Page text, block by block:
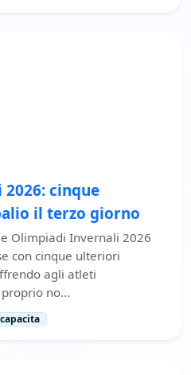
cinque
il terzo giorno
Olimpiadi Invernali 2026
con cinque ulteriori
agli atleti
no…